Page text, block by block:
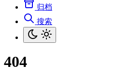
归档
搜索
404